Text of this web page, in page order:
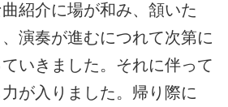
紹介に場が和み、頷いた
演奏が進むにつれて次第に
いきました。それに伴って
が入りました。帰り際に